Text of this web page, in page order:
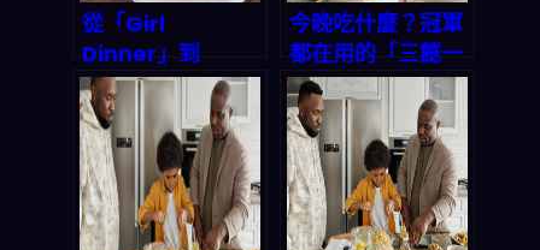
從「Girl
Dinner」到
「Boy
Kibble」：現代人
晚餐選擇障礙的終
極解方，讓「今晚
吃什麼」App 一
鍵搞定三餸一湯！
今晚吃什麼？冠軍
都在用的「三餸一
湯」秘笈，讓你每
天輕鬆上菜！